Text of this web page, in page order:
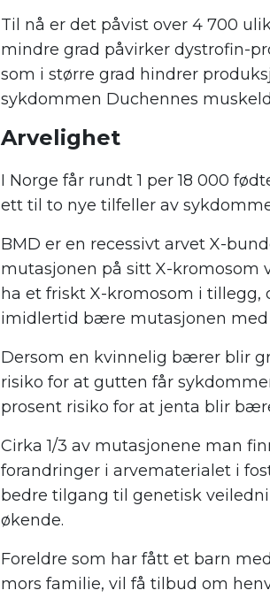
Til nå er det påvist over 4 700
mindre grad påvirker dystrofin-
som i større grad hindrer
sykdommen Duchennes
Arvelighet
I Norge får rundt 1 per 18 000
ett til to nye tilfeller av
BMD er en recessivt arvet X-
mutasjonen på sitt X-kromosom
ha et friskt X-kromosom i tillegg,
imidlertid bære mutasjonen med
Dersom en kvinnelig bærer blir
risiko for at gutten får
prosent risiko for at jenta blir
Cirka 1/3 av mutasjonene man
forandringer i arvematerialet i
bedre tilgang til genetisk
økende.
Foreldre som har fått et barn
mors familie, vil få tilbud om